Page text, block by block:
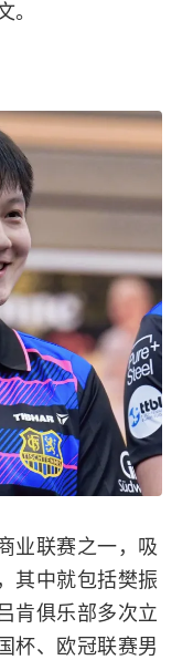
。
业联赛之一，吸
其中就包括樊振
肯俱乐部多次立
杯、欧冠联赛男